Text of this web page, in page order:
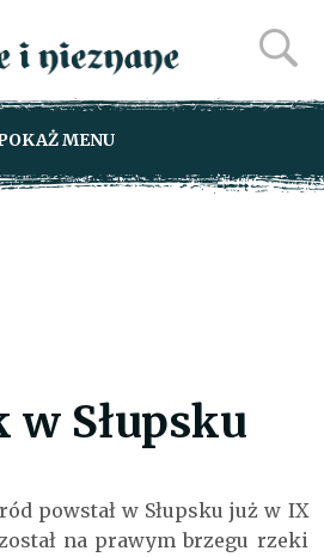
MENU
w Słupsku
powstał w Słupsku już w IX
na prawym brzegu rzeki